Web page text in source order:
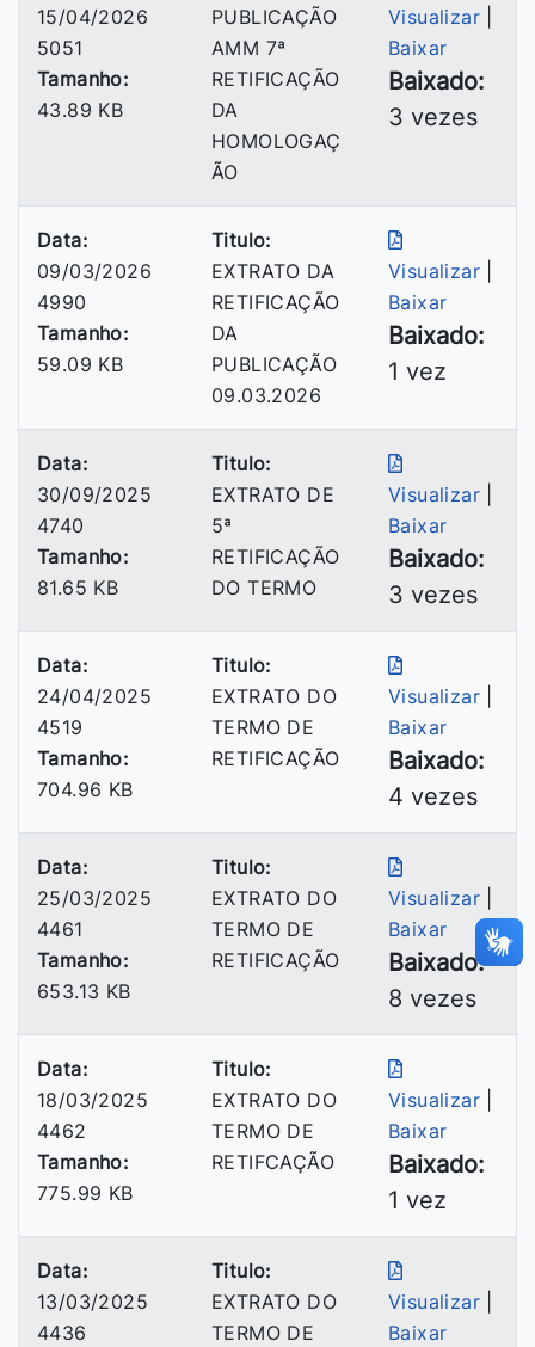
15/04/2026
5051
Tamanho:
43.89 KB
PUBLICAÇÃO
AMM 7ª
RETIFICAÇÃO
DA
HOMOLOGAÇ
ÃO
Visualizar
Baixar
Baixado:
3 vezes
Data:
09/03/2026
4990
Tamanho:
59.09 KB
Titulo:
EXTRATO DA
RETIFICAÇÃO
DA
PUBLICAÇÃO
09.03.2026
Visualizar
Baixar
Baixado:
1 vez
Data:
30/09/2025
4740
Tamanho:
81.65 KB
Titulo:
EXTRATO DE
5ª
RETIFICAÇÃO
DO TERMO
Visualizar
Baixar
Baixado:
3 vezes
Data:
24/04/2025
4519
Tamanho:
704.96 KB
Titulo:
EXTRATO DO
TERMO DE
RETIFICAÇÃO
Visualizar
Baixar
Baixado:
4 vezes
Data:
25/03/2025
4461
Tamanho:
653.13 KB
Titulo:
EXTRATO DO
TERMO DE
RETIFICAÇÃO
Visualizar
Baixar
Baixado:
8 vezes
Data:
18/03/2025
4462
Tamanho:
775.99 KB
Titulo:
EXTRATO DO
TERMO DE
RETIFCAÇÃO
Visualizar
Baixar
Baixado:
1 vez
Data:
13/03/2025
4436
Titulo:
EXTRATO DO
TERMO DE
Visualizar
Baixar